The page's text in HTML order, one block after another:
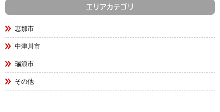
エリアカテゴリ
恵那市
中津川市
瑞浪市
その他